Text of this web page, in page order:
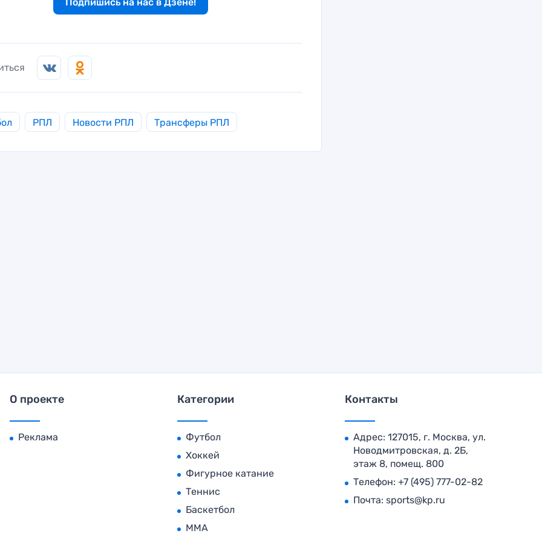
РПЛ Новости РПЛ Трансферы РПЛ
О проекте
Реклама
Категории
Футбол
Хоккей
Фигурное катание
Теннис
Баскетбол
MMA
Контакты
Адрес: 127015, г. Москва, ул.
Новодмитровская, д. 2Б,
этаж 8, помещ. 800
Телефон: +7 (495) 777-02-82
Почта: sports@kp.ru